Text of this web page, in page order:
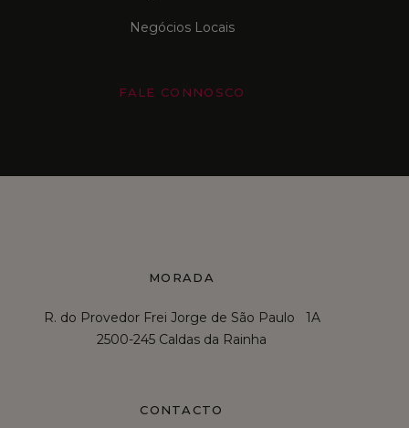
Negócios Locais
FALE CONNOSCO
MORADA
R. do Provedor Frei Jorge de São Paulo 1A
2500-245 Caldas da Rainha
CONTACTO